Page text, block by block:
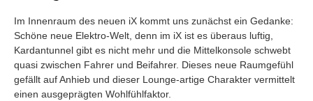
Im Innenraum des neuen iX kommt uns zunächst ein Gedanke:
Schöne neue Elektro-Welt, denn im iX ist es überaus luftig,
Kardantunnel gibt es nicht mehr und die Mittelkonsole schwebt
quasi zwischen Fahrer und Beifahrer. Dieses neue Raumgefühl
gefällt auf Anhieb und dieser Lounge-artige Charakter vermittelt
einen ausgeprägten Wohlfühlfaktor.